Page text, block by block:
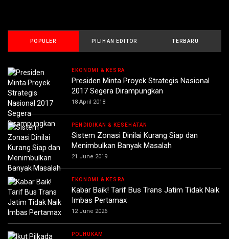
POPULER PILIHAN EDITOR TERBARU
EKONOMI & KESRA
Presiden Minta Proyek Strategis Nasional
2017 Segera Dirampungkan
18 April 2018
PENDIDIKAN & KESEHATAN
Sistem Zonasi Dinilai Kurang Siap dan
Menimbulkan Banyak Masalah
21 June 2019
EKONOMI & KESRA
Kabar Baik! Tarif Bus Trans Jatim Tidak Naik
Imbas Pertamax
12 June 2026
POLHUKAM